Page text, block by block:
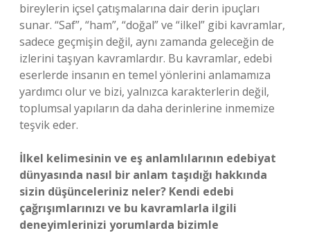
bireylerin içsel çatışmalarına dair derin ipuçları
sunar. “Saf”, “ham”, “doğal” ve “ilkel” gibi kavramlar,
sadece geçmişin değil, aynı zamanda geleceğin de
izlerini taşıyan kavramlardır. Bu kavramlar, edebi
eserlerde insanın en temel yönlerini anlamamıza
yardımcı olur ve bizi, yalnızca karakterlerin değil,
toplumsal yapıların da daha derinlerine inmemize
teşvik eder.
İlkel kelimesinin ve eş anlamlılarının edebiyat
dünyasında nasıl bir anlam taşıdığı hakkında
sizin düşünceleriniz neler? Kendi edebi
çağrışımlarınızı ve bu kavramlarla ilgili
deneyimlerinizi yorumlarda bizimle